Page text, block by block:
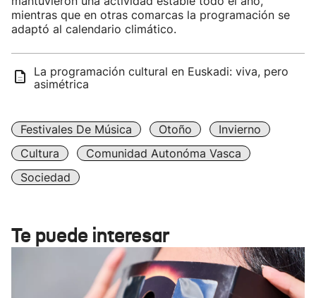
mientras que en otras comarcas la programación se
adaptó al calendario climático.
La programación cultural en Euskadi: viva, pero
asimétrica
Festivales De Música Otoño
Invierno
Cultura
Comunidad Autonóma Vasca
Sociedad
Te puede interesar